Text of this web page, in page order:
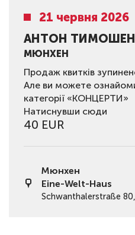
21 червня 2026
АНТОН
МЮНХЕН
Продаж квитків
Але ви можете
категорії «КОНЦЕРТИ»
Натиснувши сюди
40 EUR
Мюнхен
Eine-Welt-Haus
Schwanthalerstraße